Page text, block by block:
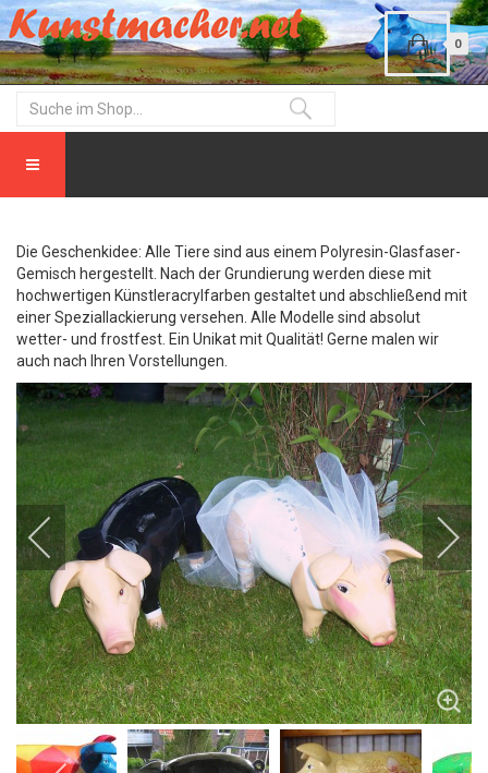
0
Die Geschenkidee: Alle Tiere sind aus einem Polyresin-Glasfaser-
Gemisch hergestellt. Nach der Grundierung werden diese mit
hochwertigen Künstleracrylfarben gestaltet und abschließend mit
einer Speziallackierung versehen. Alle Modelle sind absolut
wetter- und frostfest. Ein Unikat mit Qualität! Gerne malen wir
auch nach Ihren Vorstellungen.